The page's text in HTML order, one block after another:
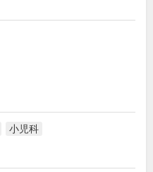
小児科